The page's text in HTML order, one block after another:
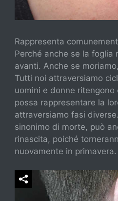
Rappresenta
Perché anche se la foglia
avanti. Anche se
Tutti noi attraversiamo
uomini e donne ritengono
possa rappresentare la
attraversiamo fasi
sinonimo di morte, può
rinascita, poiché
nuovamente in primavera.